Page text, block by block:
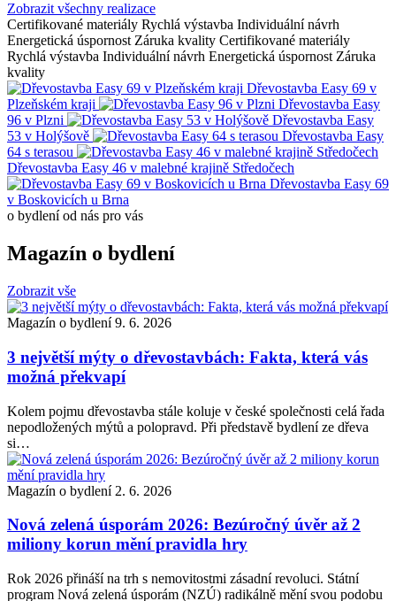
Zobrazit všechny realizace
Certifikované materiály Rychlá výstavba Individuální návrh
Energetická úspornost Záruka kvality Certifikované materiály
Rychlá výstavba Individuální návrh Energetická úspornost Záruka
kvality
Dřevostavba Easy 69 v
Plzeňském kraji
Dřevostavba Easy
96 v Plzni
Dřevostavba Easy
53 v Holýšově
Dřevostavba Easy
64 s terasou
Dřevostavba Easy 46 v malebné krajině Středočech
Dřevostavba Easy 69
v Boskovicích u Brna
o bydlení od nás pro vás
Magazín o bydlení
Zobrazit vše
Magazín o bydlení 9. 6. 2026
3 největší mýty o dřevostavbách: Fakta, která vás
možná překvapí
Kolem pojmu dřevostavba stále koluje v české společnosti celá řada
nepodložených mýtů a polopravd. Při představě bydlení ze dřeva
si…
Magazín o bydlení 2. 6. 2026
Nová zelená úsporám 2026: Bezúročný úvěr až 2
miliony korun mění pravidla hry
Rok 2026 přináší na trh s nemovitostmi zásadní revoluci. Státní
program Nová zelená úsporám (NZÚ) radikálně mění svou podobu